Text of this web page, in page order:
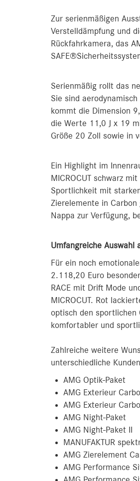
Zur serienmäßigen
Verstelldämpfung und
Rückfahrkamera, das
Serienmäßig rollt das
Sie sind
kommt die Dimension
die Werte 11,0 J x 19
Größe 20 Zoll sowie in
Ein Highlight im
MICROCUT schwarz
Sportlichkeit mit
Zierelemente in Carbon
Nappa zur Verfügung,
Umfangreiche Auswahl
Für ein noch
2.118,20 Euro
RACE mit Drift Mode
MICROCUT. Rot
optisch den sportlichen
komfortabler und
Zahlreiche weitere
unterschiedliche
AMG Optik-Paket
AMG Exterieur
AMG Exterieur
AMG Night-Paket
AMG Night-Paket II
MANUFAKTUR
AMG Zierelement
AMG Performance